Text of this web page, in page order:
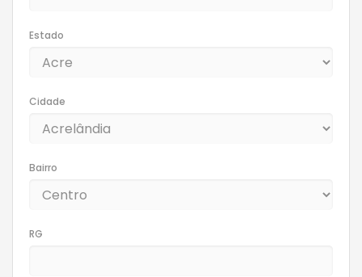
Estado
Cidade
Bairro
RG